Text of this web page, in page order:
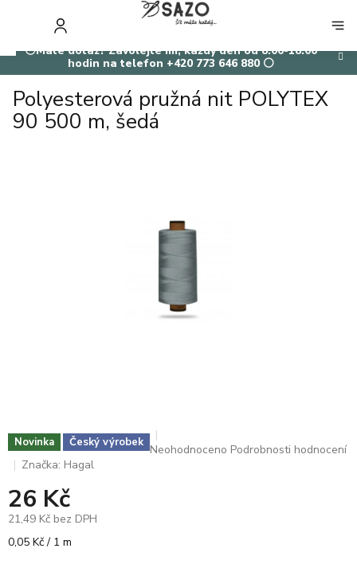
⚪Máte dotaz? Zavolejte mi, každý den od 8:00-18:00
hodin na telefon +420 773 646 880 ⚪
KOŠÍK
Polyesterová pružná nit POLYTEX
90 500 m, šedá
Novinka Český výrobek Průměrné
Neohodnoceno Podrobnosti hodnocení
Značka: Hagal
26 Kč
21,49 Kč bez DPH
Měrná
0,05 Kč / 1 m